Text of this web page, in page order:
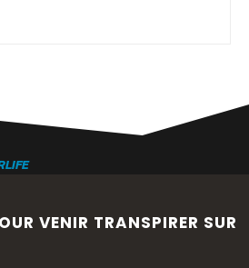
VENIR TRANSPIRER SUR